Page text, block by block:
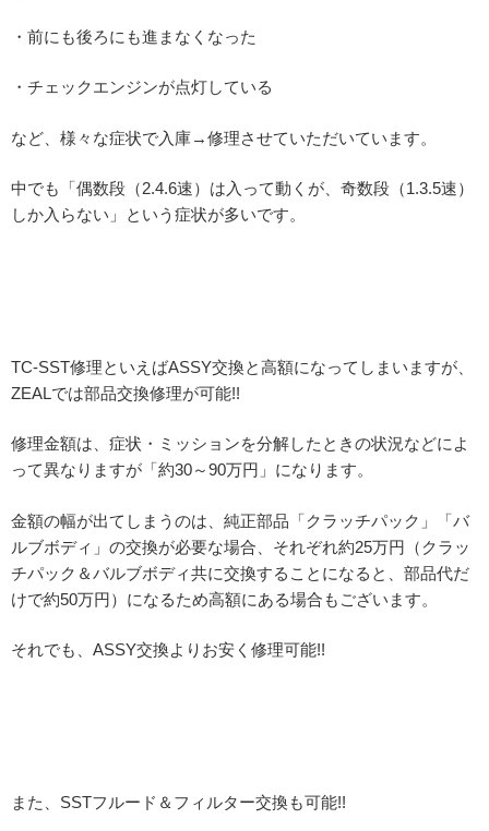
・前にも後ろにも進まなくなった
・チェックエンジンが点灯している
など、様々な症状で入庫→修理させていただいています。
中でも「偶数段（2.4.6速）は入って動くが、奇数段（1.3.5速）
しか入らない」という症状が多いです。
TC-SST修理といえばASSY交換と高額になってしまいますが、
ZEALでは部品交換修理が可能!!
修理金額は、症状・ミッションを分解したときの状況などによ
って異なりますが「約30～90万円」になります。
金額の幅が出てしまうのは、純正部品「クラッチパック」「バ
ルブボディ」の交換が必要な場合、それぞれ約25万円（クラッ
チパック＆バルブボディ共に交換することになると、部品代だ
けで約50万円）になるため高額にある場合もございます。
それでも、ASSY交換よりお安く修理可能!!
また、SSTフルード＆フィルター交換も可能!!